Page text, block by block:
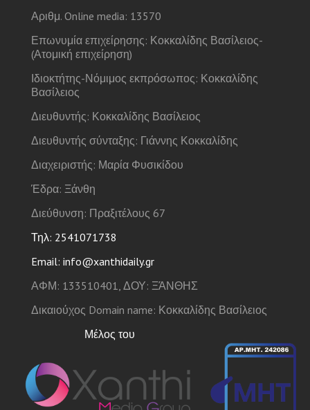
Αριθμ. Online media: 13570
Επωνυμία επιχείρησης: Κοκκαλίδης Βασίλειος-
(Ατομική επιχείρηση)
Ιδιοκτήτης-Νόμιμος εκπρόσωπος: Κοκκαλίδης
Βασίλειος
Διευθυντής: Κοκκαλίδης Βασίλειος
Διευθυντής σύνταξης: Γιάννης Κοκκαλίδης
Διαχειριστής: Μαρία Φυσικίδου
Έδρα: Ξάνθη
Διεύθυνση: Πραξιτέλους 67
Τηλ: 2541071738
Email: info@xanthidaily.gr
ΑΦΜ: 133510401, ΔΟΥ: ΞΆΝΘΗΣ
Δικαιούχος Domain name: Κοκκαλίδης Βασίλειος
Μέλος του